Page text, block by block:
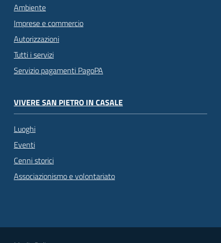
Ambiente
Imprese e commercio
Autorizzazioni
Tutti i servizi
Servizio pagamenti PagoPA
VIVERE SAN PIETRO IN CASALE
Luoghi
Eventi
Cenni storici
Associazionismo e volontariato